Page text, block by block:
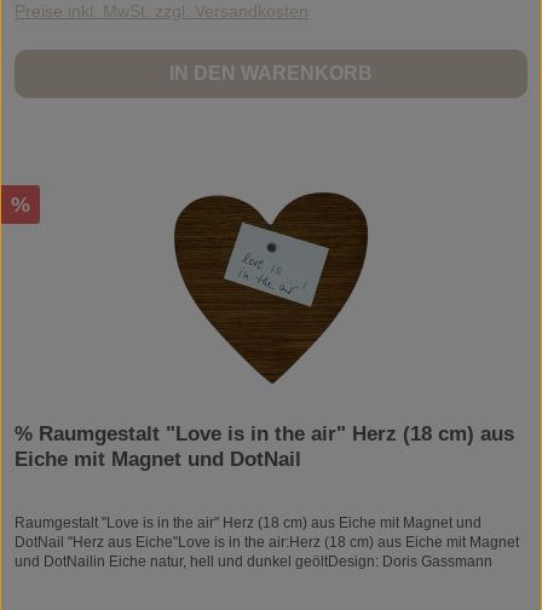
Preise inkl. MwSt. zzgl. Versandkosten
IN DEN WARENKORB
Rabatt
%
% Raumgestalt "Love is in the air" Herz (18 cm) aus
Eiche mit Magnet und DotNail
Raumgestalt "Love is in the air" Herz (18 cm) aus Eiche mit Magnet und
DotNail "Herz aus Eiche"Love is in the air:Herz (18 cm) aus Eiche mit Magnet
und DotNailin Eiche natur, hell und dunkel geöltDesign: Doris Gassmann